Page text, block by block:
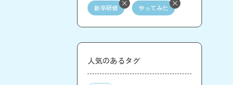
新卒研修 やってみた
人気のあるタグ